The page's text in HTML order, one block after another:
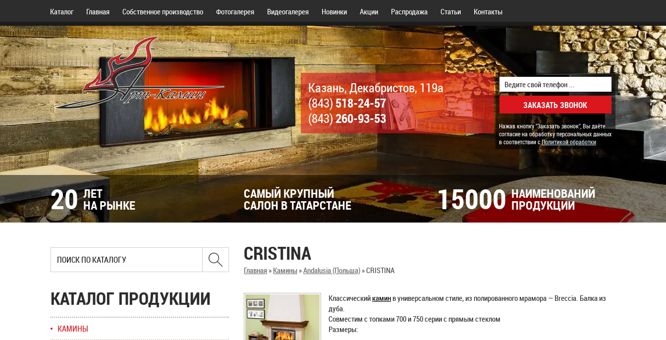
Каталог Главная Собственное производство Фотогалерея Видеогалерея Новинки Акции Распродажа Статьи Контакты
Казань, Декабристов, 119а
(843)518-24-57
(843)260-93-53
Нажав кнопку "Заказать звонок", Вы даёте
согласие на обработку персональных данных
в соответствии сПолитикой обработки
20 ЛЕТ
НА РЫНКЕ
САМЫЙ КРУПНЫЙ
САЛОН В ТАТАРСТАНЕ 15000 НАИМЕНОВАНИЙ
ПРОДУКЦИИ
CRISTINA
Главная» Камины»Andalusia (Польша)»CRISTINA
Классический камин в универсальном стиле, из полированного мрамора — Breccia. Балка из
дуба.
Совместим с топками 700 и 750 серии с прямым стеклом
Размеры:
КАТАЛОГ ПРОДУКЦИИ
КАМИНЫ